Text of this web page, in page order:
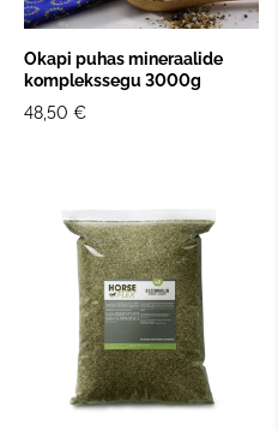
Okapi puhas mineraalide
komplekssegu 3000g
48,50 €